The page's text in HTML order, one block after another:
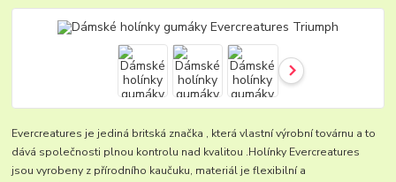
Evercreatures je jediná britská značka , která vlastní výrobní továrnu a to
dává společnosti plnou kontrolu nad kvalitou .Holínky Evercreatures
jsou vyrobeny z přírodního kaučuku, materiál je flexibilní a